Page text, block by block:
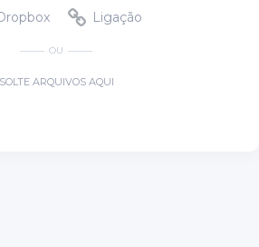
Ligação
OU
SOLTE ARQUIVOS AQUI